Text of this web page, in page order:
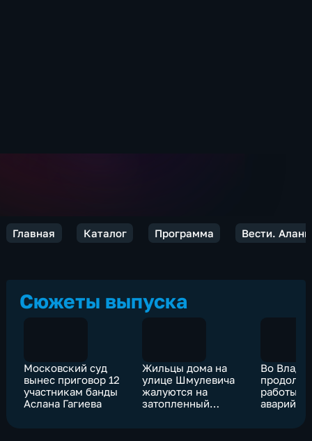
Главная Каталог Программа Вести.
Сюжеты выпуска
Московский суд
вынес приговор 12
участникам банды
Аслана Гагиева
Жильцы дома на
улице Шмулевича
жалуются на
затопленный
Во
работы на